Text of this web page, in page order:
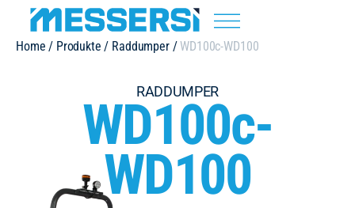
Home / Produkte / Raddumper/WD100c-WD100
RADDUMPER
WD100c-
WD100